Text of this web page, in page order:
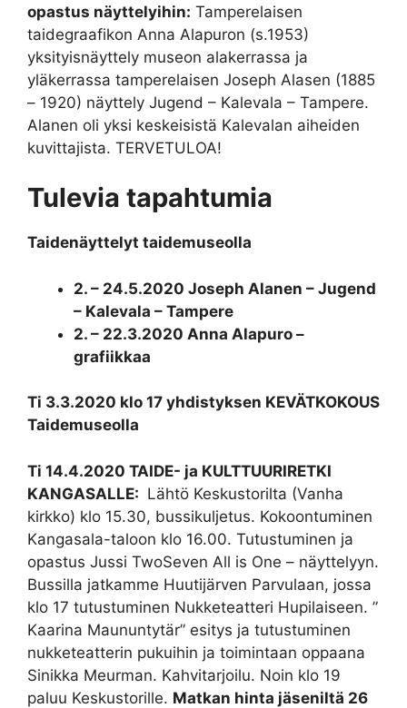
opastus näyttelyihin: Tamperelaisen
taidegraafikon Anna Alapuron (s.1953)
yksityisnäyttely museon alakerrassa ja
yläkerrassa tamperelaisen Joseph Alasen (1885
– 1920) näyttely Jugend – Kalevala – Tampere.
Alanen oli yksi keskeisistä Kalevalan aiheiden
kuvittajista. TERVETULOA!
Tulevia tapahtumia
Taidenäyttelyt taidemuseolla
2. – 24.5.2020 Joseph Alanen – Jugend
– Kalevala – Tampere
2. – 22.3.2020 Anna Alapuro –
grafiikkaa
Ti 3.3.2020 klo 17 yhdistyksen KEVÄTKOKOUS
Taidemuseolla
Ti 14.4.2020 TAIDE- ja KULTTUURIRETKI
KANGASALLE: Lähtö Keskustorilta (Vanha
kirkko) klo 15.30, bussikuljetus. Kokoontuminen
Kangasala-taloon klo 16.00. Tutustuminen ja
opastus Jussi TwoSeven All is One – näyttelyyn.
Bussilla jatkamme Huutijärven Parvulaan, jossa
klo 17 tutustuminen Nukketeatteri Hupilaiseen. ”
Kaarina Maununtytär” esitys ja tutustuminen
nukketeatterin pukuihin ja toimintaan oppaana
Sinikka Meurman. Kahvitarjoilu. Noin klo 19
paluu Keskustorille. Matkan hinta jäseniltä 26